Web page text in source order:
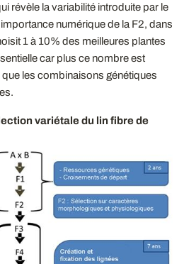
révèle la variabilité introduite par le
numérique de la F2, dans
1 à 10% des meilleures plantes
car plus ce nombre est
les combinaisons génétiques
variétale du lin fibre de